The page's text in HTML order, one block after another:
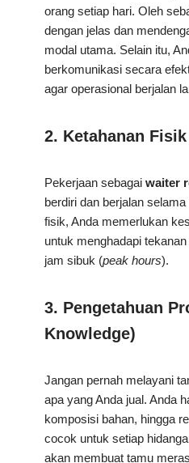
orang setiap hari. Oleh
dengan jelas dan
modal utama. Selain itu,
berkomunikasi secara
agar operasional berjalan
2. Ketahanan
Pekerjaan sebagai waiter
berdiri dan berjalan
fisik, Anda memerlukan
untuk menghadapi
jam sibuk (peak hours).
3. Pengetahuan
Knowledge)
Jangan pernah melayani
apa yang Anda jual. Anda
komposisi bahan, hingga
cocok untuk setiap
akan membuat tamu